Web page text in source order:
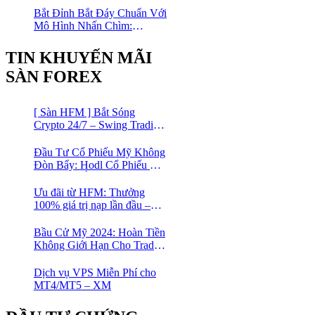
Bắt Đỉnh Bắt Đáy Chuẩn Với
Mô Hình Nhấn Chìm:
Forex Đơn Giản Cho Mọi
Trader
TIN KHUYẾN MÃI
SÀN FOREX
[ Sàn HFM ] Bắt Sóng
Crypto 24/7 – Swing Trading
1:1000
Đầu Tư Cổ Phiếu Mỹ Không
Đòn Bẩy: Hodl Cổ Phiếu Mỹ
Nhuận Đều Đều | cổ phiếu
CFD
Ưu đãi từ HFM: Thưởng
100% giá trị nạp lần đầu –
Thị Trường Ngay!
Bầu Cử Mỹ 2024: Hoàn Tiền
Không Giới Hạn Cho Trader
Dịch vụ VPS Miễn Phí cho
MT4/MT5 – XM